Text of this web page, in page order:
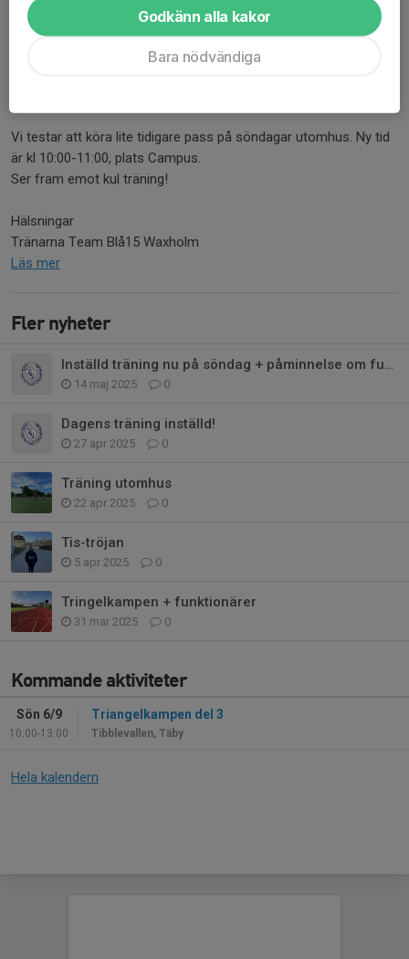
Ny tid på söndagar!
Vi testar att köra lite tidigare pass på söndagar utomhus. Ny tid
är kl 10:00-11:00, plats Campus.
Ser fram emot kul träning!
Hälsningar
Tränarna Team Blå15 Waxholm
Läs mer
Fler nyheter
Inställd träning nu på söndag + påminnelse om funktionärsuppdrag
14 maj 2025 0
Dagens träning inställd!
27 apr 2025 0
Träning utomhus
22 apr 2025 0
Tis-tröjan
5 apr 2025 0
Tringelkampen + funktionärer
31 mar 2025 0
Kommande aktiviteter
Sön 6/9
10:00-13:00
Triangelkampen del 3
Tibblevallen, Täby
Hela kalendern
Godkänn alla kakor
Bara nödvändiga